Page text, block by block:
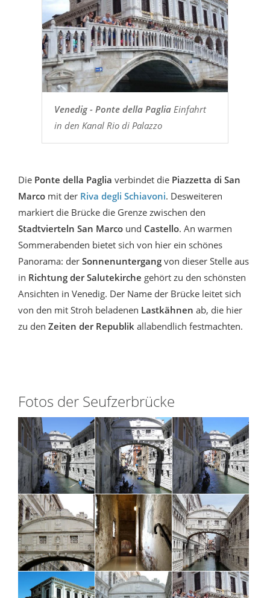
Venedig - Ponte della PagliaEinfahrt
in den Kanal Rio di Palazzo
Die Ponte della Paglia verbindet die Piazzetta di San
Marco mit der Riva degli Schiavoni. Desweiteren
markiert die Brücke die Grenze zwischen den
Stadtvierteln San Marco und Castello. An warmen
Sommerabenden bietet sich von hier ein schönes
Panorama: der Sonnenuntergang von dieser Stelle aus
in Richtung der Salutekirche gehört zu den schönsten
Ansichten in Venedig. Der Name der Brücke leitet sich
von den mit Stroh beladenen Lastkähnen ab, die hier
zu den Zeiten der Republik allabendlich festmachten.
Fotos der Seufzerbrücke